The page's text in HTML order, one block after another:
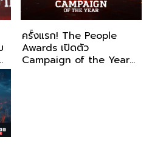
ครั้งแรก! The People
Awards เปิดตัว
Campaign of the Year